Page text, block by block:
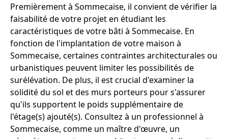
Premièrement à Sommecaise, il convient de vérifier la
faisabilité de votre projet en étudiant les
caractéristiques de votre bâti à Sommecaise. En
fonction de l'implantation de votre maison à
Sommecaise, certaines contraintes architecturales ou
urbanistiques peuvent limiter les possibilités de
surélévation. De plus, il est crucial d'examiner la
solidité du sol et des murs porteurs pour s'assurer
qu'ils supportent le poids supplémentaire de
l'étage(s) ajouté(s). Consultez à un professionnel à
Sommecaise, comme un maître d'œuvre, un